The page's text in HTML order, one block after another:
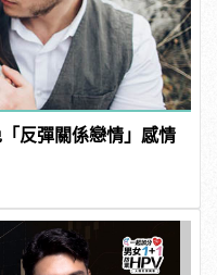
反彈關係戀情」感情